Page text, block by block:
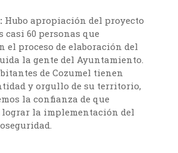
Hubo apropiación del proyecto
casi 60 personas que
el proceso de elaboración del
la gente del Ayuntamiento.
de Cozumel tienen
y orgullo de su territorio,
la confianza de que
la implementación del